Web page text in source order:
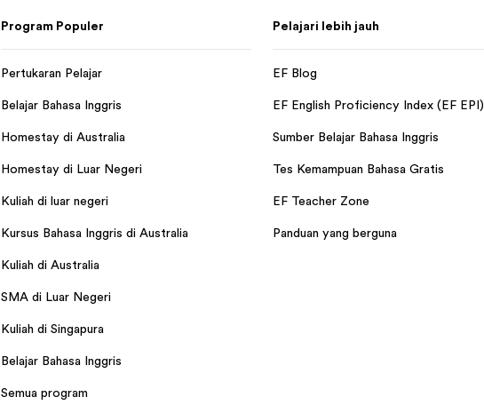
Program Populer
Pertukaran Pelajar
Belajar Bahasa Inggris
Homestay di Australia
Homestay di Luar Negeri
Kuliah di luar negeri
Kursus Bahasa Inggris di Australia
Kuliah di Australia
SMA di Luar Negeri
Kuliah di Singapura
Belajar Bahasa Inggris
Semua program
Pelajari lebih jauh
EF Blog
EF English Proficiency Index (EF EPI)
Sumber Belajar Bahasa Inggris
Tes Kemampuan Bahasa Gratis
EF Teacher Zone
Panduan yang berguna